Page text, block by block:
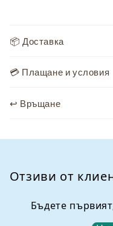
д
р
а
и
,
📦 Доставка
💳 Плащане и условия
↩️ Връщане
Отзиви от
Бъдете